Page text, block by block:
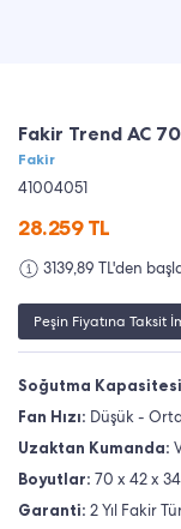
Fakir Trend AC
Fakir
41004051
28.259TL
3139,89 TL'den
Peşin Fiyatına Taksit
Soğutma
Fan Hızı: Düşük -
Uzaktan Kumanda:
Boyutlar: 70 x 42 x
Garanti: 2 Yıl Fakir